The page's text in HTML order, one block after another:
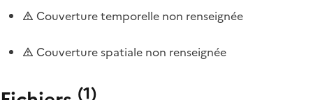
Couverture temporelle non renseignée
Couverture spatiale non renseignée
(1)